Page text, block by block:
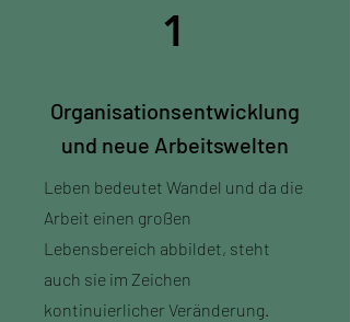
1
Organisationsentwicklung
und neue Arbeitswelten
Leben bedeutet Wandel und da die
Arbeit einen großen
Lebensbereich abbildet, steht
auch sie im Zeichen
kontinuierlicher Veränderung.